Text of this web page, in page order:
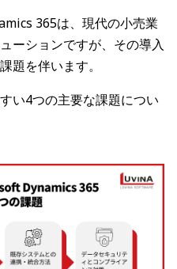
365は、現代の小売業
ーションですが、その導入
題を伴います。
い4つの主要な課題につい